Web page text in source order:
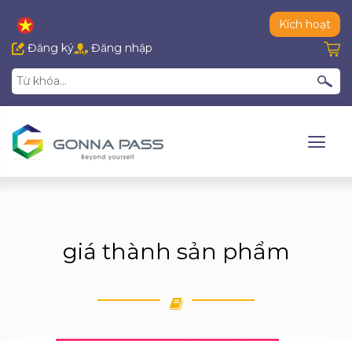
Kích hoạt
Đăng ký
Đăng nhập
giá thành sản phẩm